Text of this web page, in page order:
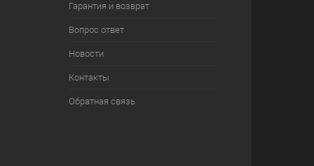
Гарантия и возврат
Вопрос ответ
Новости
Контакты
Обратная связь